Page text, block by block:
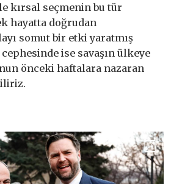
kırsal seçmenin bu tür
hayatta doğrudan
somut bir etki yaratmış
ise savaşın ülkeye
önceki haftalara nazaran